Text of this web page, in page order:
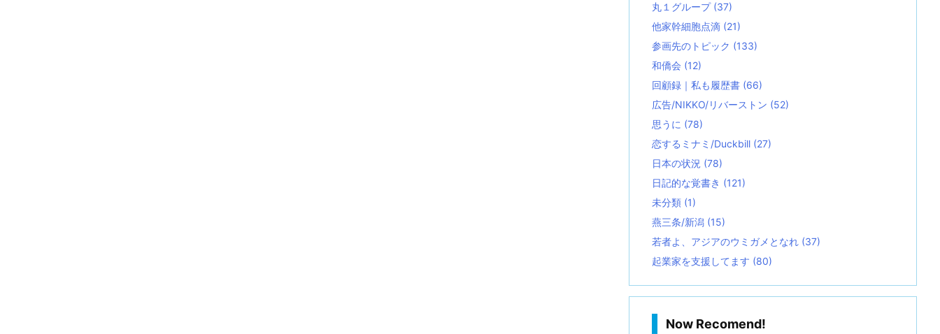
丸１グループ (37)
他家幹細胞点滴 (21)
参画先のトピック (133)
和僑会 (12)
回顧録｜私も履歴書 (66)
広告/NIKKO/リバーストン (52)
思うに (78)
恋するミナミ/Duckbill (27)
日本の状況 (78)
日記的な覚書き (121)
未分類 (1)
燕三条/新潟 (15)
若者よ、アジアのウミガメとなれ (37)
起業家を支援してます (80)
Now Recomend!